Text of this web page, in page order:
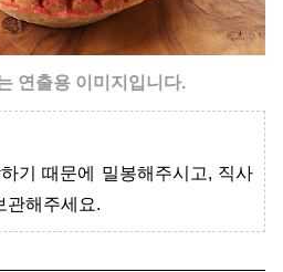
연출용 이미지입니다.
기 때문에 밀봉해주시고, 직사
관해주세요.